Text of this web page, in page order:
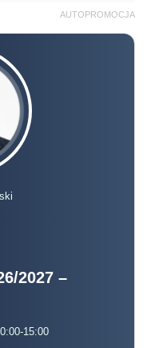
AUTOPROMOCJA
2027 –
15:00